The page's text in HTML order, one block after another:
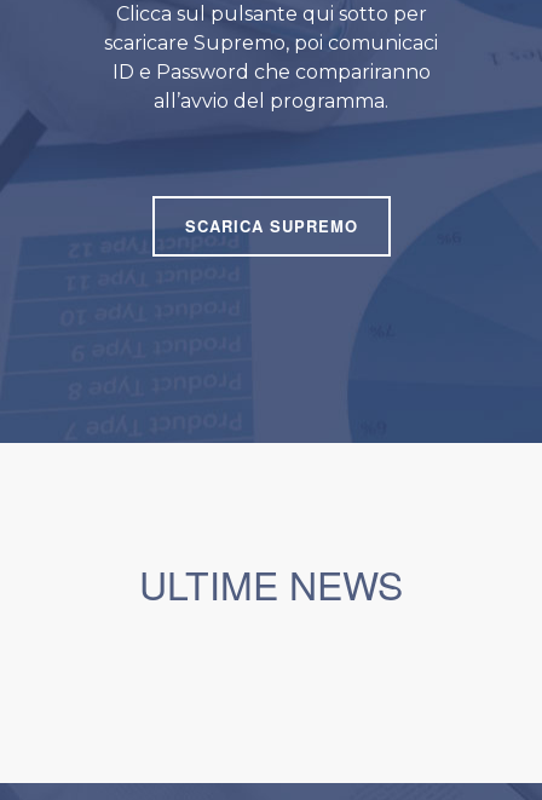
Clicca sul pulsante qui sotto per
scaricare Supremo, poi comunicaci
ID e Password che compariranno
all’avvio del programma.
SCARICA SUPREMO
ULTIME NEWS